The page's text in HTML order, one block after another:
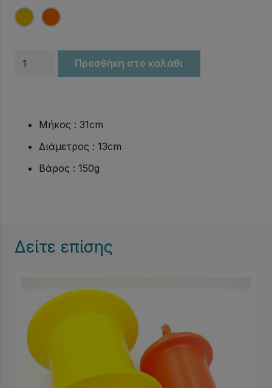
Σημαδούρα
ποσότητα
Προσθήκη στο καλάθι
Μήκος : 31cm
Διάμετρος : 13cm
Βάρος : 150g
Δείτε επίσης